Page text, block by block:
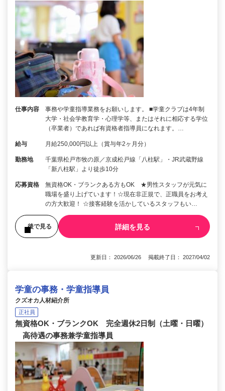
仕事内容
事務や学童指導業務をお願いします。 ■学童クラブは4年制
大学・社会学教育学・心理学等、またはそれに相応する学位
（卒業者）であれば有資格者指導員になれます。…
給与 月給250,000円以上（賞与年2ヶ月分）
勤務地
千葉県松戸市牧の原／京成松戸線「八柱駅」・JR武蔵野線
「新八柱駅」より徒歩10分
応募資格
無資格OK・ブランクある方もOK ★男性スタッフが元気に
職場を盛り上げています！☆現在非正規で、正職員をお考え
の方大歓迎！ ☆接客経験を活かしているスタッフもい…
後で見る 詳細を見る
更新日： 2026/06/26 掲載終了日： 2027/04/02
学童の事務・学童指導員
クズオカ人材紹介所
正社員
無資格OK・ブランクOK 完全週休2日制（土曜・日曜）
高待遇の事務兼学童指導員